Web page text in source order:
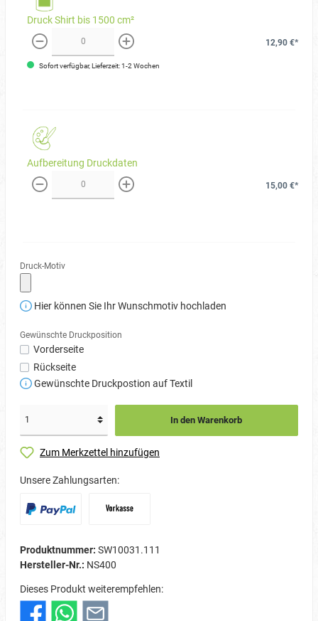
Druck Shirt bis 1500 cm²
weniger mehr
12,90 €*
Sofort verfügbar, Lieferzeit: 1-2 Wochen
Aufbereitung Druckdaten
weniger mehr
15,00 €*
Druck-Motiv
Hier können Sie Ihr Wunschmotiv hochladen
Gewünschte Druckposition
Vorderseite
Rückseite
Gewünschte Druckpostion auf Textil
In den Warenkorb
Zum Merkzettel hinzufügen
Unsere Zahlungsarten:
Produktnummer: SW10031.111
Hersteller-Nr.: NS400
Dieses Produkt weiterempfehlen: